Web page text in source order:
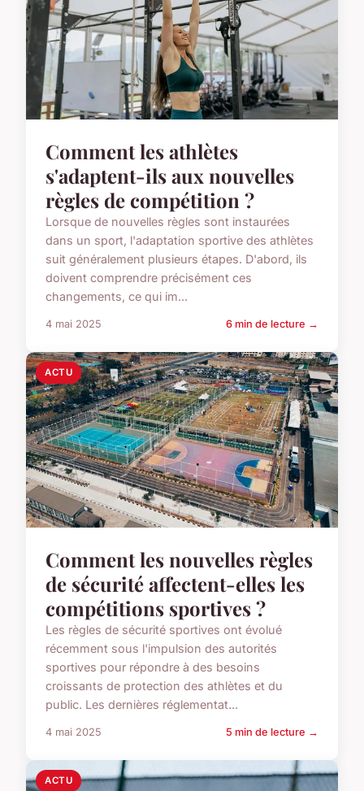
Comment les athlètes
s'adaptent-ils aux nouvelles
règles de compétition ?
Lorsque de nouvelles règles sont instaurées
dans un sport, l'adaptation sportive des athlètes
suit généralement plusieurs étapes. D'abord, ils
doivent comprendre précisément ces
changements, ce qui im...
4 mai 2025 6 min de lecture →
ACTU
Comment les nouvelles règles
de sécurité affectent-elles les
compétitions sportives ?
Les règles de sécurité sportives ont évolué
récemment sous l'impulsion des autorités
sportives pour répondre à des besoins
croissants de protection des athlètes et du
public. Les dernières réglementat...
4 mai 2025 5 min de lecture →
ACTU